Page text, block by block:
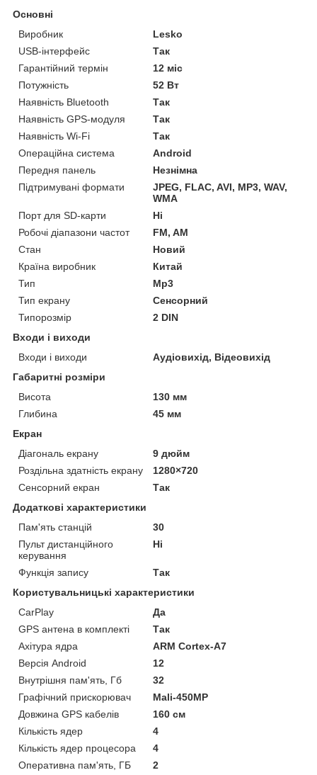
Основні
Виробник
Lesko
USB-інтерфейс
Так
Гарантійний термін
12 міс
Потужність
52 Вт
Наявність Bluetooth
Так
Наявність GPS-модуля
Так
Наявність Wi-Fi
Так
Операційна система
Android
Передня панель
Незнімна
Підтримувані формати
JPEG, FLAC, AVI, MP3, WAV,
WMA
Порт для SD-карти
Ні
Робочі діапазони частот
FM, AM
Стан
Новий
Країна виробник
Китай
Тип
Mp3
Тип екрану
Сенсорний
Типорозмір
2 DIN
Входи і виходи
Входи і виходи
Аудіовихід, Відеовихід
Габаритні розміри
Висота
130 мм
Глибина
45 мм
Екран
Діагональ екрану
9 дюйм
Роздільна здатність екрану
1280×720
Сенсорний екран
Так
Додаткові характеристики
Пам'ять станцій
30
Пульт дистанційного
керування
Ні
Функція запису
Так
Користувальницькі характеристики
CarPlay
Да
GPS антена в комплекті
Так
Ахітура ядра
ARM Cortex-A7
Версія Android
12
Внутрішня пам'ять, Гб
32
Графічний прискорювач
Mali-450MP
Довжина GPS кабелів
160 см
Кількість ядер
4
Кількість ядер процесора
4
Оперативна пам'ять, ГБ
2